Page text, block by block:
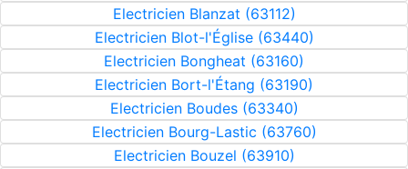
Electricien Blanzat (63112)
Electricien Blot-l'Église (63440)
Electricien Bongheat (63160)
Electricien Bort-l'Étang (63190)
Electricien Boudes (63340)
Electricien Bourg-Lastic (63760)
Electricien Bouzel (63910)